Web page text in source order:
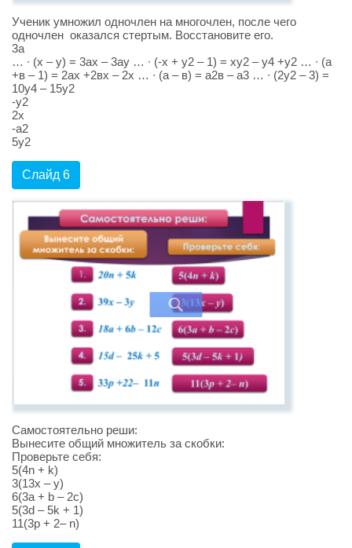
Ученик умножил одночлен на многочлен, после чего
одночлен оказался стертым. Восстановите его.
3а
… ∙ (х – у) = 3ах – 3ау … ∙ (-х + у2 – 1) = ху2 – у4 +у2 … ∙ (а
+в – 1) = 2ах +2вх – 2х … ∙ (а – в) = а2в – а3 … ∙ (2у2 – 3) =
10у4 – 15у2
-у2
2х
-а2
5у2
Слайд 6
Самостоятельно реши:
Вынесите общий множитель за скобки:
Проверьте себя:
5(4n + k)
3(13x – y)
6(3a + b – 2c)
5(3d – 5k + 1)
11(3p + 2– n)